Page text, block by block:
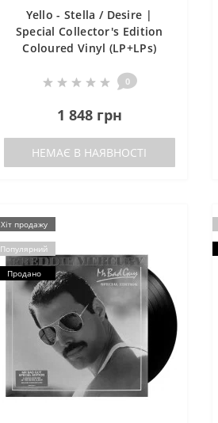
Yello - Stella / Desire |
Special Collector's Edition
Coloured Vinyl (LP+LPs)
0
1 848 грн
НЕМАЄ В НАЯВНОСТІ
Хіт продажу
Популярний
Продано